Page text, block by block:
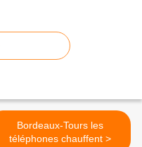
Bordeaux-Tours les
téléphones chauffent >